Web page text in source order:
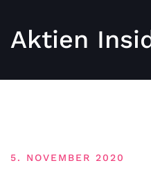
Aktien
5. NOVEMBER 2020